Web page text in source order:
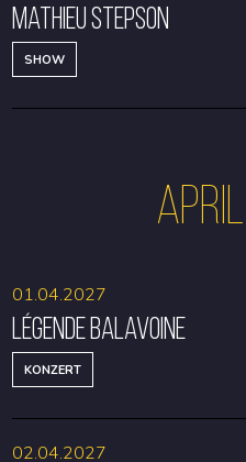
Mathieu Stepson
SHOW
April
Légende Balavoine
KONZERT
01.04.2027
02.04.2027